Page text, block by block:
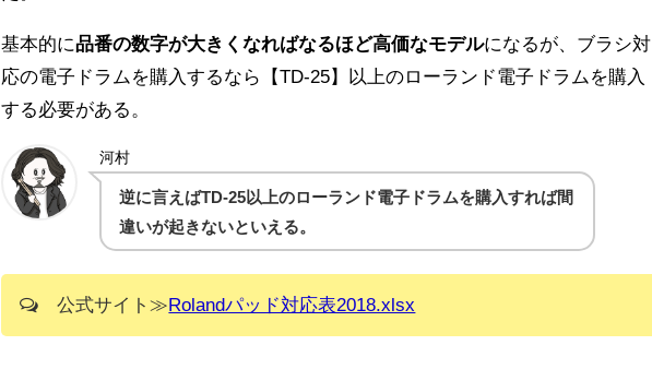
基本的に品番の数字が大きくなればなるほど高価なモデルになるが、ブラシ対
応の電子ドラムを購入するなら【TD-25】以上のローランド電子ドラムを購入
する必要がある。
河村
逆に言えばTD-25以上のローランド電子ドラムを購入すれば間
違いが起きないといえる。
公式サイト≫Rolandパッド対応表2018.xlsx